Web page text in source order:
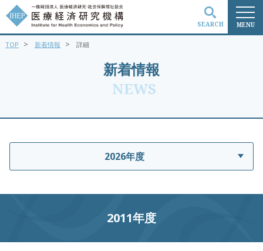
MENU
SEARCH
新着情報
NEWS
TOP > 新着情報 > 詳細
2026年度
2011年度